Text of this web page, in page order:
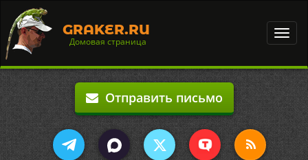
GRAKER.RU
Домовая страница
Отправить письмо